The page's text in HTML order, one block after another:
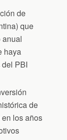
de
que
anual
haya
PBI
de
los años